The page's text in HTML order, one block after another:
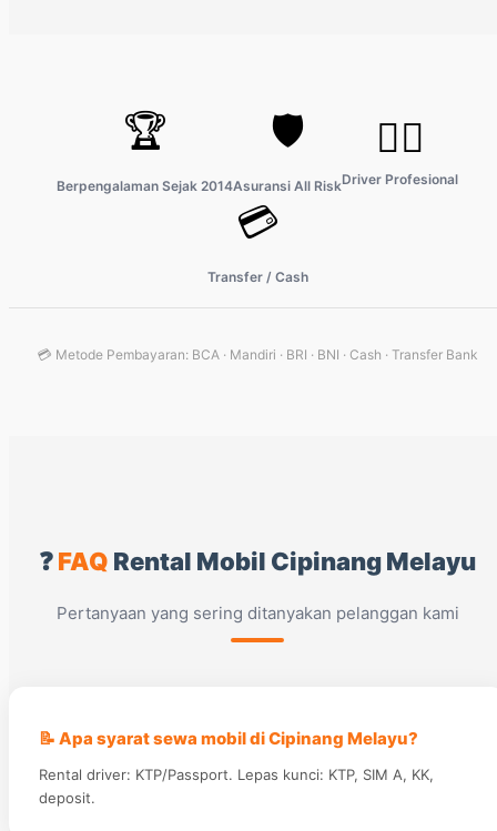
🏆
Berpengalaman Sejak 2014
🛡️
Asuransi All Risk
👨‍✈️
Driver Profesional
💳
Transfer / Cash
💳 Metode Pembayaran: BCA · Mandiri · BRI · BNI · Cash · Transfer Bank
❓FAQ Rental Mobil Cipinang Melayu
Pertanyaan yang sering ditanyakan pelanggan kami
📝 Apa syarat sewa mobil di Cipinang Melayu?
Rental driver: KTP/Passport. Lepas kunci: KTP, SIM A, KK,
deposit.